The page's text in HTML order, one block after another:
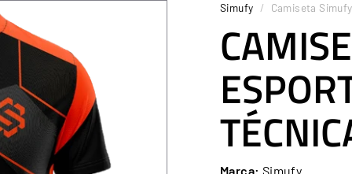
Simufy / Camiseta
Marca: Simufy